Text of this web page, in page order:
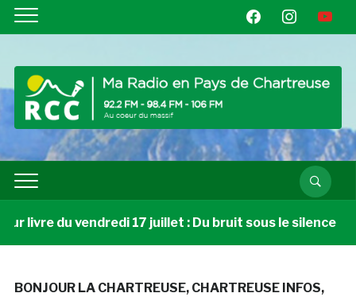
facebookinstagramyoutube
livre du vendredi 17 juillet : Du bruit sous le silence
BONJOUR LA CHARTREUSE, CHARTREUSE INFOS,